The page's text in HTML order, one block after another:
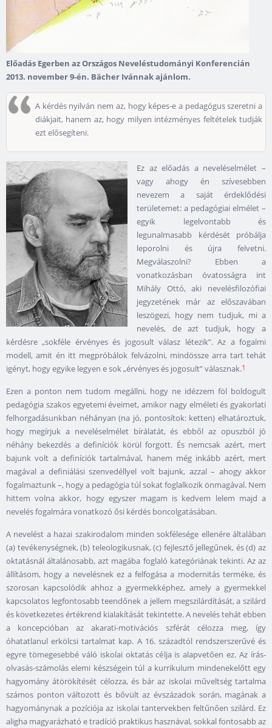
Előadás Egerben az Országos Neveléstudományi Konferencián
2013. november 9-én. Bächer Ivánnak ajánlom.
A kérdés nyilván nem az, hogy képes-e a pedagógus szeretni a
diákjait, hanem az, hogy milyen intézményes feltételek tudják
ezt elősegíteni.
Ez az előadás a neveléselmélet –
vagy ahogy én szívesebben
nevezem a saját érdeklődési
területemet: a pedagógiai elmélet –
egyik legelvontabb és
legunalmasabb kérdését próbálja
leporolni és újra felvetni.
Megválaszolni? Ebben a
vonatkozásban óvatosságra int
Mihály Ottó, aki nevelésfilozófiai
jegyzetének már az előszavában
leszögezi, hogy nem tudjuk, mi a
nevelés, de azt tudjuk, hogy a
kérdésre „sokféle érvényes és jogosult válasz létezik”. Az a fogalmi
modell, amit én itt megpróbálok felvázolni, mindössze arra tart tehát
igényt, hogy egyike legyen e sok „érvényes és jogosult” válasznak.1
Ezen a ponton nem tudom megállni, hogy ne idézzem föl boldogult
pedagógia szakos egyetemi éveimet, amikor nagy elméleti és gyakorlati
felhorgadásunkban néhányan (na jó, pontosítok: ketten) elhatároztuk,
hogy megírjuk a neveléselmélet bírálatát, és ebből az opuszból jó
néhány bekezdés a definíciók körül forgott. És nemcsak azért, mert
bajunk volt a definíciók tartalmával, hanem még inkább azért, mert
magával a definiálási szenvedéllyel volt bajunk, azzal – ahogy akkor
fogalmaztunk –, hogy a pedagógia túl sokat foglalkozik önmagával. Nem
hittem volna akkor, hogy egyszer magam is kedvem lelem majd a
nevelés fogalmára vonatkozó ősi kérdés boncolgatásában.
A nevelést a hazai szakirodalom minden sokfélesége ellenére általában
(a) tevékenységnek, (b) teleologikusnak, (c) fejlesztő jellegűnek, és (d) az
oktatásnál általánosabb, azt magába foglaló kategóriának tekinti. Az az
állításom, hogy a nevelésnek ez a felfogása a modernitás terméke, és
szorosan kapcsolódik ahhoz a gyermekképhez, amely a gyermekkel
kapcsolatos legfontosabb teendőnek a jellem megszilárdítását, a szilárd
és következetes értékrend kialakítását tekintette. A nevelés tehát ebben
a koncepcióban az akarati-motivációs szférát célozza meg, így
óhatatlanul erkölcsi tartalmat kap. A 16. századtól rendszerszerűvé és
egyre tömegesebbé váló iskolai oktatás célja is alapvetően ez. Az írás-
olvasás-számolás elemi készségein túl a kurrikulum mindenekelőtt egy
hagyomány átörökítését célozza, és bár az iskolai műveltség tartalma
számos ponton változott és bővült az évszázadok során, magának a
hagyománynak a pozíciója az iskolai tantervekben feltűnően szilárd. Ez
aligha magyarázható e tradíció praktikus hasznával, sokkal fontosabb az